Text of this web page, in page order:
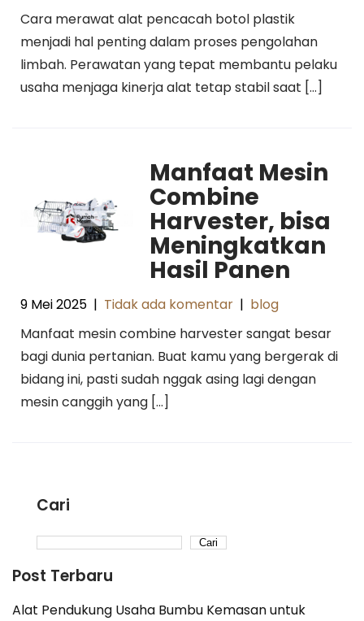
Cara merawat alat pencacah botol plastik
menjadi hal penting dalam proses pengolahan
limbah. Perawatan yang tepat membantu pelaku
usaha menjaga kinerja alat tetap stabil saat […]
Manfaat Mesin
Combine
Harvester, bisa
Meningkatkan
Hasil Panen
9 Mei 2025 | Tidak ada komentar | blog
Manfaat mesin combine harvester sangat besar
bagi dunia pertanian. Buat kamu yang bergerak di
bidang ini, pasti sudah nggak asing lagi dengan
mesin canggih yang […]
Cari
Cari
Post Terbaru
Alat Pendukung Usaha Bumbu Kemasan untuk